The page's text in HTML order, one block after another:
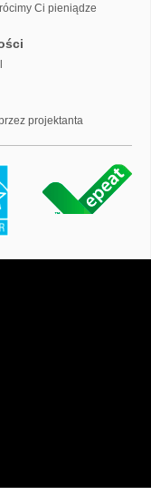
Ci pieniądze
projektanta